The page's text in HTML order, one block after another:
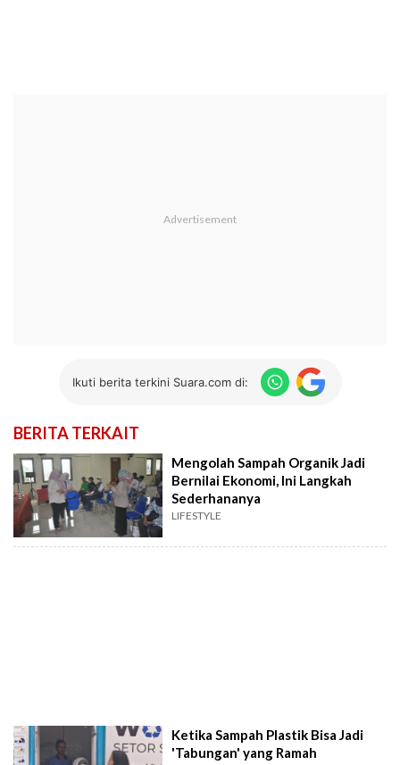
Ikuti berita terkini Suara.com di:
BERITA TERKAIT
Mengolah Sampah Organik Jadi
Bernilai Ekonomi, Ini Langkah
Sederhananya
LIFESTYLE
Ketika Sampah Plastik Bisa Jadi
'Tabungan' yang Ramah